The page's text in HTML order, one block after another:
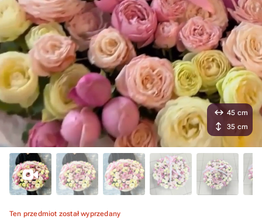
Ten przedmiot został wyprzedany
45 cm
35 cm